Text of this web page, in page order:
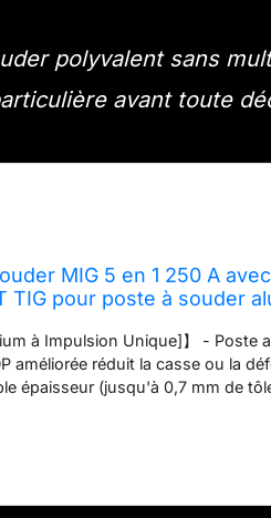
polyvalent sans
avant toute
MIG 5 en 1 250 A
TIG pour poste à souder
à Impulsion Unique]】 - Poste
améliorée réduit la casse ou la
épaisseur (jusqu'à 0,7 mm de
seulement de réparer les pièces
mais aussi de souder
HITBOX est compatible avec le